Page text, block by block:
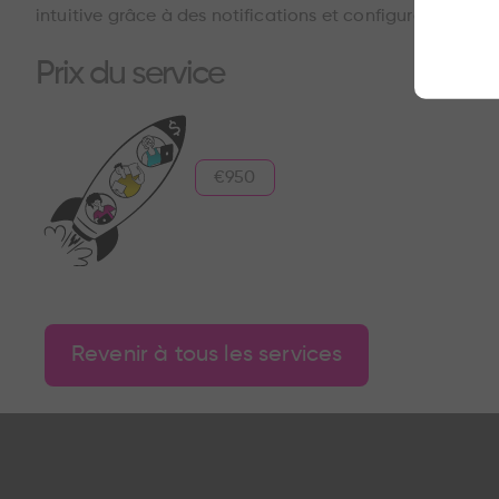
intuitive grâce à des notifications et configurations
Prix du service
€950
Revenir à tous les services